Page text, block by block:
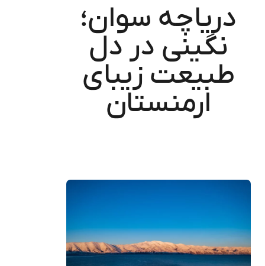
دریاچه سوان؛
نگینی در دل
طبیعت زیبای
ارمنستان